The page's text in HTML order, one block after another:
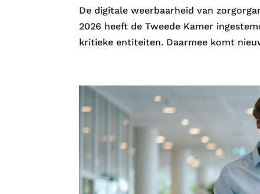
De digitale weerbaarheid van
2026 heeft de Tweede Kamer
kritieke entiteiten. Daarmee komt